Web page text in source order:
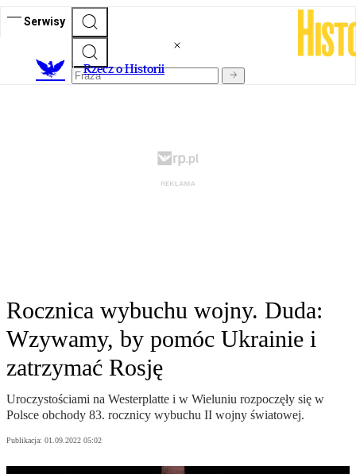
Serwisy
Rzecz o Historii
Rocznica wybuchu wojny. Duda:
Wzywamy, by pomóc Ukrainie i
zatrzymać Rosję
Uroczystościami na Westerplatte i w Wieluniu rozpoczęły się w
Polsce obchody 83. rocznicy wybuchu II wojny światowej.
Publikacja: 01.09.2022 05:02